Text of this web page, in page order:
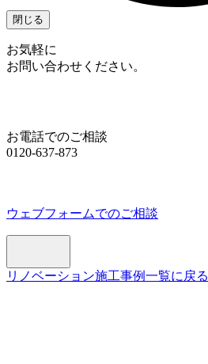
閉じる
お気軽に
お問い合わせください。
お電話でのご相談
0120-637-873
ウェブフォームでのご相談
リノベーション施工事例一覧に戻る